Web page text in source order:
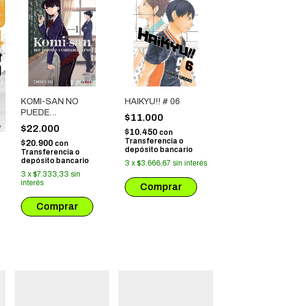
KOMI-SAN NO
PUEDE
COMUNICARSE #
01
$22.000
$20.900 con
Transferencia o
depósito bancario
3 x $7.333,33 sin
interés
HAIKYU!! # 06
$11.000
$10.450 con
Transferencia o
depósito bancario
3 x $3.666,67 sin interés